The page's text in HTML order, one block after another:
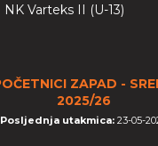
NK Varteks II (U-13)
ZAPAD -
2025/26
Posljednja utakmica: 23-05-